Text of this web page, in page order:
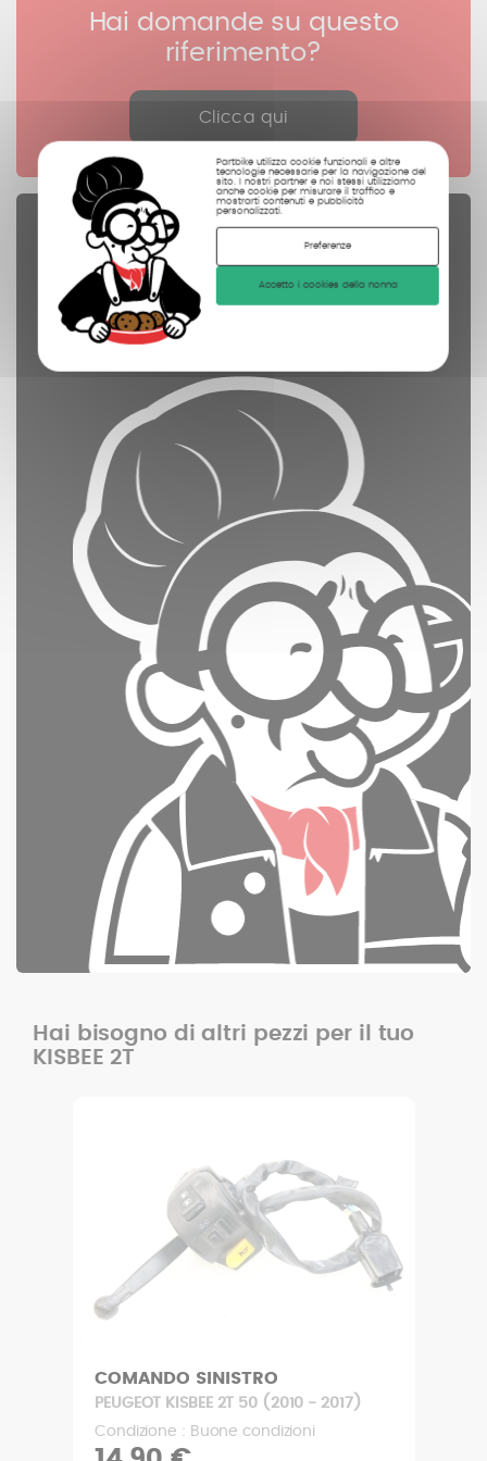
Partbike utilizza cookie funzionali e altre
tecnologie necessarie per la navigazione del
sito. I nostri partner e noi stessi utilizziamo
anche cookie per misurare il traffico e
mostrarti contenuti e pubblicità
personalizzati.
Preferenze
Accetto i cookies della nonna
Hai domande su questo
riferimento?
Clicca qui
Pezzi di ricambio
controllate
pulite
fotografate
Hai bisogno di altri pezzi per il tuo
KISBEE 2T
COMANDO SINISTRO
PEUGEOT KISBEE 2T 50 (2010 - 2017)
Condizione : Buone condizioni